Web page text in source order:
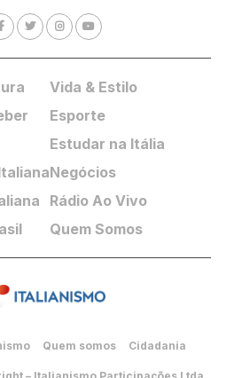
Vida & Estilo
Esporte
Estudar na Itália
Negócios
Rádio Ao Vivo
Quem Somos
Quem somos Cidadania